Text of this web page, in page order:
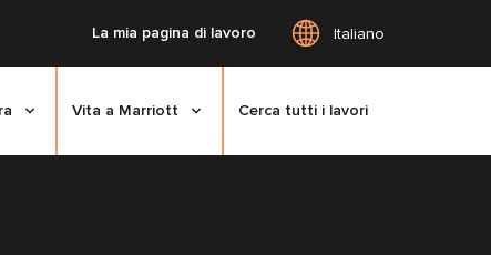
La mia pagina di lavoro Italiano
Vita a Marriott Cerca tutti i lavori